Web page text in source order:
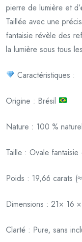
pierre de lumière et
Taillée avec une
fantaisie révèle des
la lumière sous tous
Caractéristiques :
Origine : Brésil
Nature : 100 %
Taille : Ovale
Poids : 19,66 carats
Dimensions : 21× 16 ×
Clarté : Pure, sans